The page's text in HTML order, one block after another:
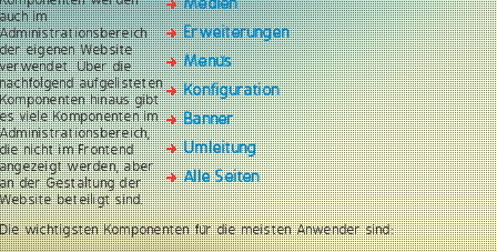
Erweiterungen
Menüs
Konfiguration
Banner
Umleitung
Alle Seiten
auch im
Administrationsbereich
der eigenen Website
verwendet. Über die
nachfolgend aufgelisteten
Komponenten hinaus gibt
es viele Komponenten im
Administrationsbereich,
die nicht im Frontend
angezeigt werden, aber
an der Gestaltung der
Website beteiligt sind.
Die wichtigsten Komponenten für die meisten Anwender sind: